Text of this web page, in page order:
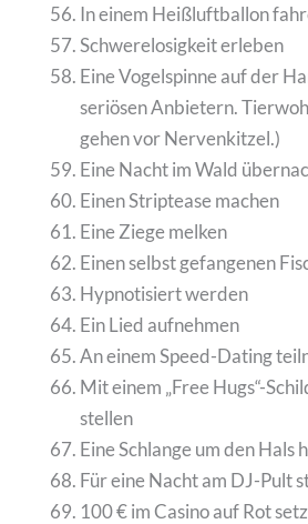
In einem Heißluftballon
Schwerelosigkeit erleben
Eine Vogelspinne auf der
seriösen Anbietern.
gehen vor Nervenkitzel.)
Eine Nacht im Wald
Einen Striptease machen
Eine Ziege melken
Einen selbst gefangenen
Hypnotisiert werden
Ein Lied aufnehmen
An einem Speed-Dating
Mit einem „Free Hugs“-
stellen
Eine Schlange um den Hals
Für eine Nacht am DJ-Pult
100 € im Casino auf Rot